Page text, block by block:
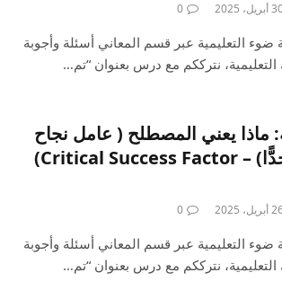
2025
0
التعليمية عبر قسم المعاني أسئلة وأجوبة
نترككم مع درس بعنوان “تم…
ماذا يعني المصطلح ( عامل نجاح
حرج (أو مهمّ جدًّا) – Critical Success Factor)
2025
0
التعليمية عبر قسم المعاني أسئلة وأجوبة
نترككم مع درس بعنوان “تم…